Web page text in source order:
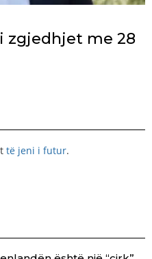
zgjedhjet me 28
të jeni i futur.